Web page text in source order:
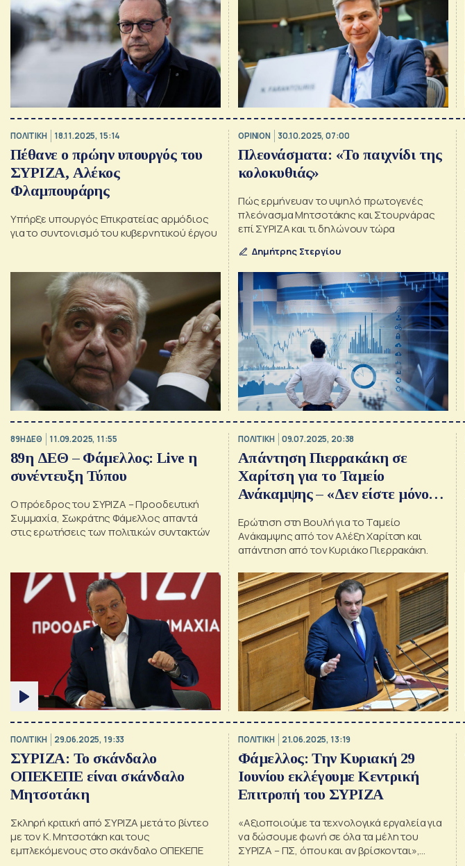
ΠΟΛΙΤΙΚΗ 18.11.2025, 15:14
Πέθανε ο πρώην υπουργός του
ΣΥΡΙΖΑ, Αλέκος
Φλαμπουράρης
Υπήρξε υπουργός Επικρατείας αρμόδιος
για το συντονισμό του κυβερνητικού έργου
OPINION 30.10.2025, 07:00
Πλεονάσματα: «Το παιχνίδι της
κολοκυθιάς»
Πώς ερμήνευαν το υψηλό πρωτογενές
πλεόνασμα Μητσοτάκης και Στουρνάρας
επί ΣΥΡΙΖΑ και τι δηλώνουν τώρα
Δημήτρης Στεργίου
89Η ΔΕΘ 11.09.2025, 11:55
89η ΔΕΘ – Φάμελλος: Live η
συνέντευξη Τύπου
Ο πρόεδρος του ΣΥΡΙΖΑ – Προοδευτική
Συμμαχία, Σωκράτης Φάμελλος απαντά
στις ερωτήσεις των πολιτικών συντακτών
ΠΟΛΙΤΙΚΗ 09.07.2025, 20:38
Απάντηση Πιερρακάκη σε
Χαρίτση για το Ταμείο
Ανάκαμψης – «Δεν είστε μόνο
αδιάβαστοι»
Ερώτηση στη Βουλή για το Ταμείο
Ανάκαμψης από τον Αλέξη Χαρίτση και
απάντηση από τον Κυριάκο Πιερρακάκη.
ΠΟΛΙΤΙΚΗ 29.06.2025, 19:33
ΣΥΡΙΖΑ: Το σκάνδαλο
ΟΠΕΚΕΠΕ είναι σκάνδαλο
Μητσοτάκη
Σκληρή κριτική από ΣΥΡΙΖΑ μετά το βίντεο
με τον Κ. Μητσοτάκη και τους
εμπλεκόμενους στο σκάνδαλο ΟΠΕΚΕΠΕ
ΠΟΛΙΤΙΚΗ 21.06.2025, 13:19
Φάμελλος: Την Κυριακή 29
Ιουνίου εκλέγουμε Κεντρική
Επιτροπή του ΣΥΡΙΖΑ
«Αξιοποιούμε τα τεχνολογικά εργαλεία για
να δώσουμε φωνή σε όλα τα μέλη του
ΣΥΡΙΖΑ – ΠΣ, όπου και αν βρίσκονται»,